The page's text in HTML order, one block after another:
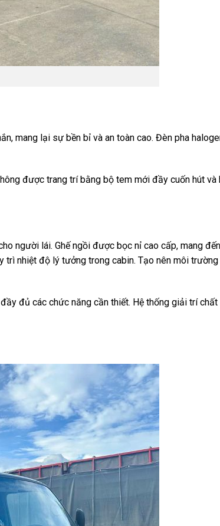
mang lại sự bền bỉ và an toàn cao. Đèn pha
được trang trí bằng bộ tem mới đầy cuốn hút và
người lái. Ghế ngồi được bọc nỉ cao cấp, mang đến
trì nhiệt độ lý tưởng trong cabin. Tạo nên môi
đủ các chức năng cần thiết. Hệ thống giải trí chất